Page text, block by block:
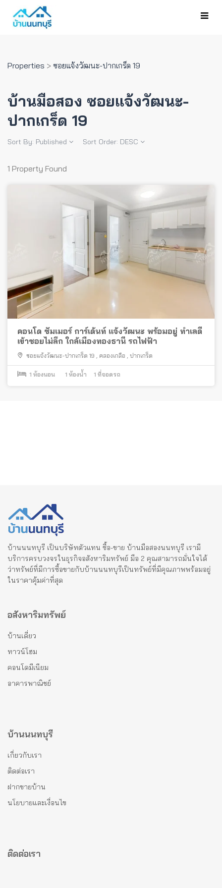
Properties > ซอยแจ้งวัฒนะ-ปากเกร็ด 19
บ้านมือสอง ซอยแจ้งวัฒนะ-
ปากเกร็ด 19
Sort By: Published Sort Order: DESC
1 Property Found
คอนโด ซัมเมอร์ การ์เด้นท์ แจ้งวัฒนะ พร้อมอยู่ ทำเลดี
เข้าซอยไม่ลึก ใกล้เมืองทองธานี รถไฟฟ้า
ซอยแจ้งวัฒนะ-ปากเกร็ด 19 คลองเกลือ ปากเกร็ด
1 ห้องนอน 1 ห้องน้ำ 1 ที่จอดรถ
บ้านนนทบุรี เป็นบริษัทตัวแทน ซื้อ-ขาย บ้านมือสองนนทบุรี เรามี
บริการครบวงจรในธุรกิจอสังหาริมทรัพย์ มือ 2 คุณสามารถมั่นใจได้
ว่าทรัพย์ที่มีการซื้อขายกับบ้านนนทบุรีเป็นทรัพย์ที่มีคุณภาพพร้อมอยู่
ในราคาคุ้มค่าที่สุด
อสังหาริมทรัพย์
บ้านเดี่ยว
ทาวน์โฮม
คอนโดมีเนียม
อาคารพาณิชย์
บ้านนนทบุรี
เกี่ยวกับเรา
ติดต่อเรา
ฝากขายบ้าน
นโยบายและเงื่อนไข
ติดต่อเรา